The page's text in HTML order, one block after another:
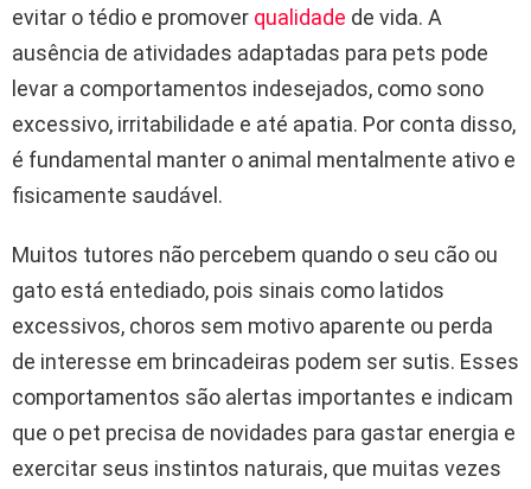
evitar o tédio e promover qualidade de vida. A
ausência de atividades adaptadas para pets pode
levar a comportamentos indesejados, como sono
excessivo, irritabilidade e até apatia. Por conta disso,
é fundamental manter o animal mentalmente ativo e
fisicamente saudável.
Muitos tutores não percebem quando o seu cão ou
gato está entediado, pois sinais como latidos
excessivos, choros sem motivo aparente ou perda
de interesse em brincadeiras podem ser sutis. Esses
comportamentos são alertas importantes e indicam
que o pet precisa de novidades para gastar energia e
exercitar seus instintos naturais, que muitas vezes